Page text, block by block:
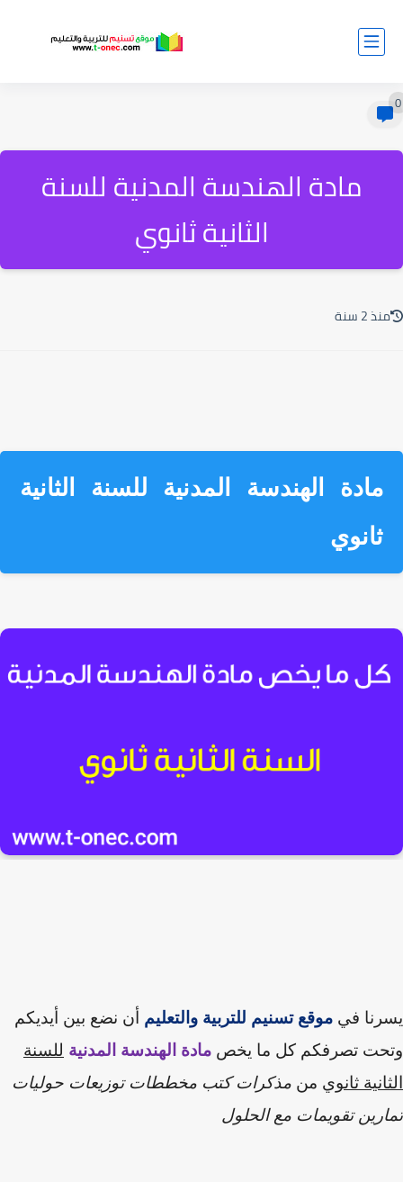
0
مادة الهندسة المدنية للسنة
الثانية ثانوي
منذ 2 سنة
مادة الهندسة المدنية للسنة الثانية
ثانوي
يسرنا في موقع تسنيم للتربية والتعليم أن نضع بين أيديكم
وتحت تصرفكم كل ما يخص مادة الهندسة المدنية للسنة
الثانية ثانوي من مذكرات كتب مخططات توزيعات حوليات
تمارين تقويمات مع الحلول